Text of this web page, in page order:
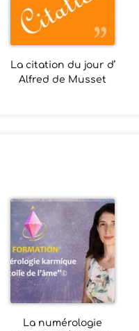
La citation du jour d’
Alfred de Musset
La numérologie